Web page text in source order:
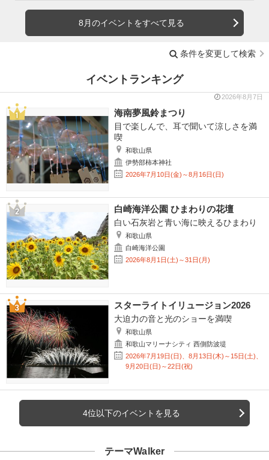
8月のイベントをすべて見る
条件を変更して検索
イベントランキング
2026年8月7日
海南夢風鈴まつり
目で楽しんで、耳で聞いて涼しさを満
喫
和歌山県
伊勢部柿本神社
2026年7月10日(金)～8月16日(日)
白崎海洋公園 ひまわりの花壇
白い石灰岩と青い海に映えるひまわり
和歌山県
白崎海洋公園
2026年8月1日(土)～31日(月)
スターライトイリュージョン2026
大迫力の音と光のショーを満喫
和歌山県
和歌山マリーナシティ 西側防波堤
2026年7月19日(日)、8月13日(木)～15日(土)、
9月20日(日)～22日(祝)
4位以下のイベントを見る
テーマWalker